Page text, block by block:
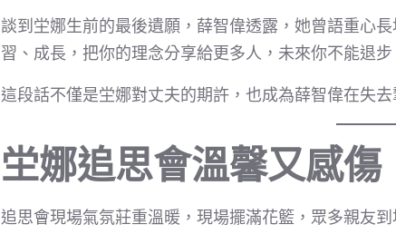
談到坣娜生前的最後遺願，薛智偉透露，她曾語重心
習、成長，把你的理念分享給更多人，未來你不能退步
這段話不僅是坣娜對丈夫的期許，也成為薛智偉在失
坣娜追思會溫馨又感
追思會現場氣氛莊重溫暖，現場擺滿花籃，眾多親友